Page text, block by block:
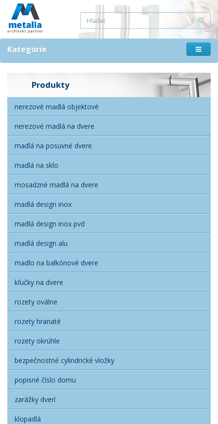
Kategórie
Produkty
nerezové madlá objektové
nerezové madlá na dvere
madlá na posuvné dvere
madlá na sklo
mosadzné madlá na dvere
madlá design inox
madlá design inox pvd
madlá design alu
madlo na balkónové dvere
kľučky na dvere
rozety oválne
rozety hranaté
rozety okrúhle
bezpečnostné cylindrické vložky
popisné číslo domu
zarážky dverí
klopadlá